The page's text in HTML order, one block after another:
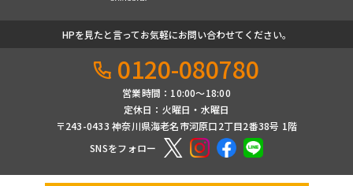
HPを見たと言ってお気軽にお問い合わせてください。
0120-080780
営業時間：10:00〜18:00
定休日：火曜日・水曜日
〒243-0433 神奈川県海老名市河原口2丁目2番38号 1階
SNSをフォロー